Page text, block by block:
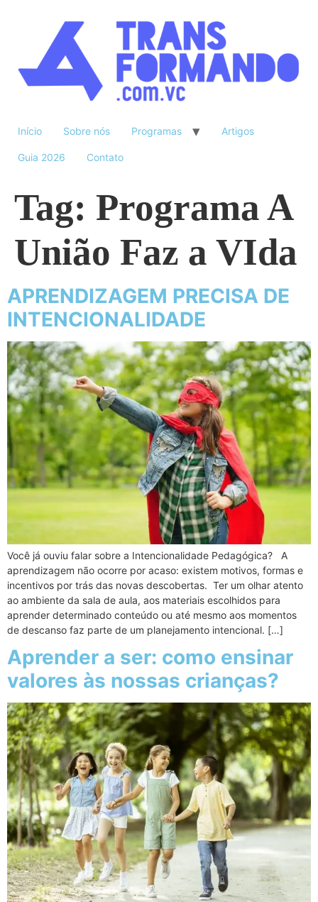
Início Sobre nós Programas Artigos
Guia 2026 Contato
Tag: Programa A
União Faz a VIda
APRENDIZAGEM PRECISA DE
INTENCIONALIDADE
Você já ouviu falar sobre a Intencionalidade Pedagógica? A
aprendizagem não ocorre por acaso: existem motivos, formas e
incentivos por trás das novas descobertas. Ter um olhar atento
ao ambiente da sala de aula, aos materiais escolhidos para
aprender determinado conteúdo ou até mesmo aos momentos
de descanso faz parte de um planejamento intencional. […]
Aprender a ser: como ensinar
valores às nossas crianças?